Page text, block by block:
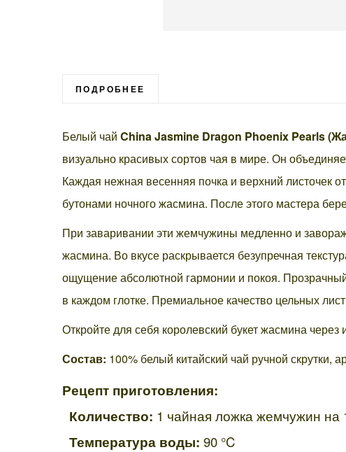
галереи
ПОДРОБНЕЕ
Белый чай China Jasmine Dragon Phoenix Pearls
визуально красивых сортов чая в мире. Он
Каждая нежная весенняя почка и верхний листочек
бутонами ночного жасмина. После этого мастера
При заваривании эти жемчужины медленно и
жасмина. Во вкусе раскрывается безупречная
ощущение абсолютной гармонии и покоя.
в каждом глотке. Премиальное качество цельных
Откройте для себя королевский букет жасмина
Состав: 100% белый китайский чай ручной
Рецепт приготовления:
Количество: 1 чайная ложка жемчужин на
Температура воды: 90 °C